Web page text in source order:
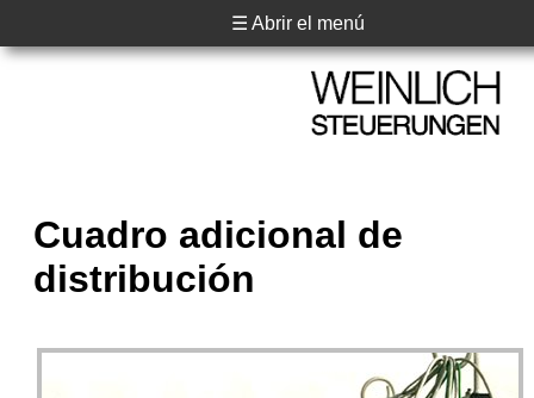
☰ Abrir el menú
Cuadro adicional de
distribución